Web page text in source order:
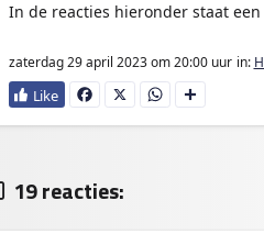
In de reacties hieronder staat een
zaterdag 29 april 2023om 20:00 uur in:
Fa
ce
X
W
ha
D
e
19 reacties: